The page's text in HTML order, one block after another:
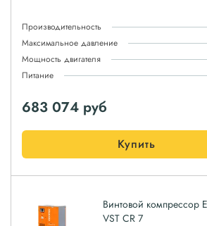
Производительность
Максимальное давление
Мощность двигателя
Питание
683 074 руб
Купить
Винтовой компрессор
VST CR 7